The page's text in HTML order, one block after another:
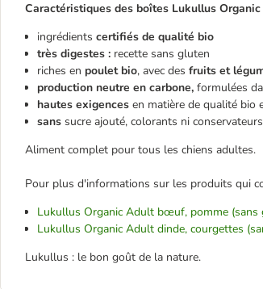
Caractéristiques des boîtes Lukullus
ingrédients certifiés de qualité bio
très digestes : recette sans gluten
riches en poulet bio, avec des fruits et
production neutre en carbone, formulées
hautes exigences en matière de qualité bio
sans sucre ajouté, colorants ni conservateurs
Aliment complet pour tous les chiens adultes.
Pour plus d'informations sur les produits qui
Lukullus Organic Adult bœuf, pomme (sans
Lukullus Organic Adult dinde, courgettes
Lukullus : le bon goût de la nature.